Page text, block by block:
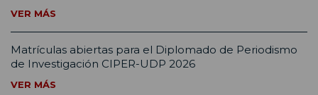
VER MÁS
Matrículas abiertas para el Diplomado de Periodismo
de Investigación CIPER-UDP 2026
VER MÁS